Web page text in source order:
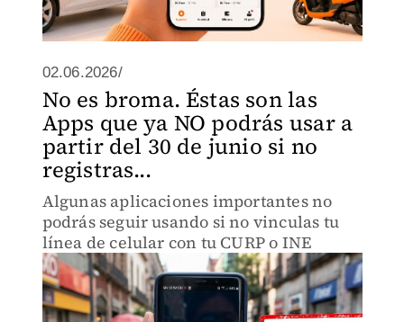
02.06.2026/
No es broma. Éstas son las
Apps que ya NO podrás usar a
partir del 30 de junio si no
registras...
Algunas aplicaciones importantes no
podrás seguir usando si no vinculas tu
línea de celular con tu CURP o INE